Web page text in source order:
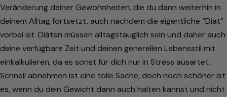
Veränderung deiner Gewohnheiten, die du dann weiterhin in
deinem Alltag fortsetzt, auch nachdem die eigentliche “Diät”
vorbei ist. Diäten müssen alltagstauglich sein und daher auch
deine verfügbare Zeit und deinen generellen Lebensstil mit
einkalkulieren, da es sonst für dich nur in Stress ausartet.
Schnell abnehmen ist eine tolle Sache, doch noch schöner ist
es, wenn du dein Gewicht dann auch halten kannst und nicht